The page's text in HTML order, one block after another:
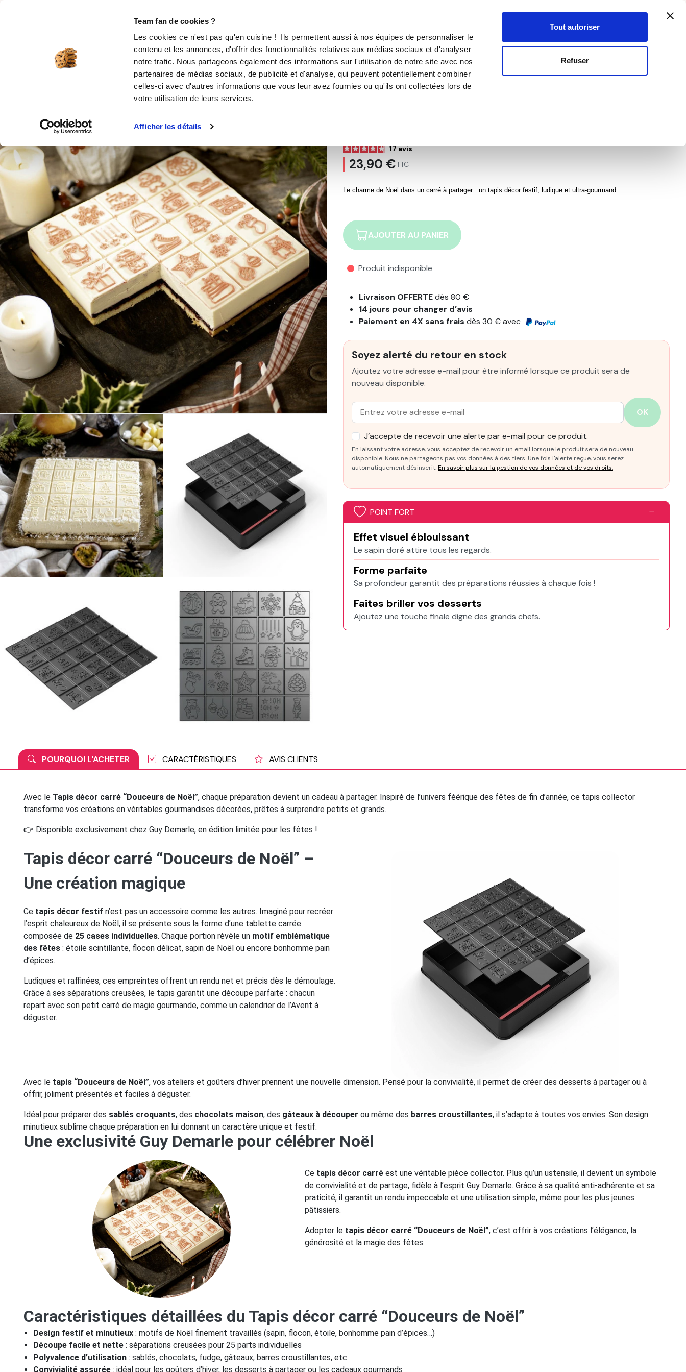
Team fan de cookies ?
Les cookies ce n'est pas qu'en cuisine ! Ils permettent aussi à nos équipes de personnaliser le
contenu et les annonces, d'offrir des fonctionnalités relatives aux médias sociaux et d'analyser
notre trafic. Nous partageons également des informations sur l'utilisation de notre site avec nos
partenaires de médias sociaux, de publicité et d'analyse, qui peuvent potentiellement combiner
celles-ci avec d'autres informations que vous leur avez fournies ou qu'ils ont collectées lors de
votre utilisation de leurs services.
Afficher les détails
Tout autoriser
Refuser
Créer un compte
Mon compte
Inscription -Connexion Votre
MOULES SILICONE USTENSILES ÉPICERIE MISE SOUS VIDE MACHINE À CAFÉ MACHINE À GLACE NOUVEAUTÉS
Moule en silicone pour la pâtisserie Moule à pâtisserie Tapis reliefs TAPIS DECOR CARRE DOUCEURS DE NOËL OHRA®
17avis
23,90 €TTC
Le charme de Noël dans un carré à partager : un tapis décor festif, ludique et ultra-gourmand.
AJOUTER AU PANIER
Produit indisponible
Livraison OFFERTEdès 80 €
14 jours pour changer d’avis
Paiement en 4X sans fraisdès 30 € avec
Soyez alerté du retour en stock
Ajoutez votre adresse e-mail pour être informé lorsque ce produit sera de
nouveau disponible.
Email :
OK
J’accepte de recevoir une alerte par e-mail pour ce produit.
En laissant votre adresse, vous acceptez de recevoir un email lorsque le produit sera de nouveau
disponible. Nous ne partageons pas vos données à des tiers. Une fois l'alerte reçue, vous serez
automatiquement désinscrit.En savoir plus sur la gestion de vos données et de vos droits.
POINT FORT
Effet visuel éblouissant
Le sapin doré attire tous les regards.
Forme parfaite
Sa profondeur garantit des préparations réussies à chaque fois !
Faites briller vos desserts
Ajoutez une touche finale digne des grands chefs.
POURQUOI L'ACHETER CARACTÉRISTIQUES AVIS CLIENTS
Avec le Tapis décor carré “Douceurs de Noël”, chaque préparation devient un cadeau à partager. Inspiré de l’univers féérique des fêtes de fin d’année, ce tapis collector
transforme vos créations en véritables gourmandises décorées, prêtes à surprendre petits et grands.
👉 Disponible exclusivement chez Guy Demarle, en édition limitée pour les fêtes !
Tapis décor carré “Douceurs de Noël” –
Une création magique
Ce tapis décor festif n’est pas un accessoire comme les autres. Imaginé pour recréer
l’esprit chaleureux de Noël, il se présente sous la forme d’une tablette carrée
composée de 25 cases individuelles. Chaque portion révèle un motif emblématique
des fêtes : étoile scintillante, flocon délicat, sapin de Noël ou encore bonhomme pain
d’épices.
Ludiques et raffinées, ces empreintes offrent un rendu net et précis dès le démoulage.
Grâce à ses séparations creusées, le tapis garantit une découpe parfaite : chacun
repart avec son petit carré de magie gourmande, comme un calendrier de l’Avent à
déguster.
Avec le tapis “Douceurs de Noël”, vos ateliers et goûters d’hiver prennent une nouvelle dimension. Pensé pour la convivialité, il permet de créer des desserts à partager ou à
offrir, joliment présentés et faciles à déguster.
Idéal pour préparer des sablés croquants, des chocolats maison, des gâteaux à découper ou même des barres croustillantes, il s’adapte à toutes vos envies. Son design
minutieux sublime chaque préparation en lui donnant un caractère unique et festif.
Une exclusivité Guy Demarle pour célébrer Noël
Ce tapis décor carré est une véritable pièce collector. Plus qu’un ustensile, il devient un symbole
de convivialité et de partage, fidèle à l’esprit Guy Demarle. Grâce à sa qualité anti-adhérente et sa
praticité, il garantit un rendu impeccable et une utilisation simple, même pour les plus jeunes
pâtissiers.
Adopter le tapis décor carré “Douceurs de Noël”, c’est offrir à vos créations l’élégance, la
générosité et la magie des fêtes.
Caractéristiques détaillées du Tapis décor carré “Douceurs de Noël”
Design festif et minutieux : motifs de Noël finement travaillés (sapin, flocon, étoile, bonhomme pain d’épices…)
Découpe facile et nette : séparations creusées pour 25 parts individuelles
Polyvalence d’utilisation : sablés, chocolats, fudge, gâteaux, barres croustillantes, etc.
Convivialité assurée : idéal pour les goûters d’hiver, les desserts à partager ou les cadeaux gourmands